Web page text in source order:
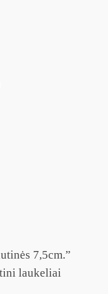
7,5cm.”
laukeliai